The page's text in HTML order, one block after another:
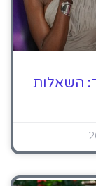
עונה 6 איחוד: השאלות